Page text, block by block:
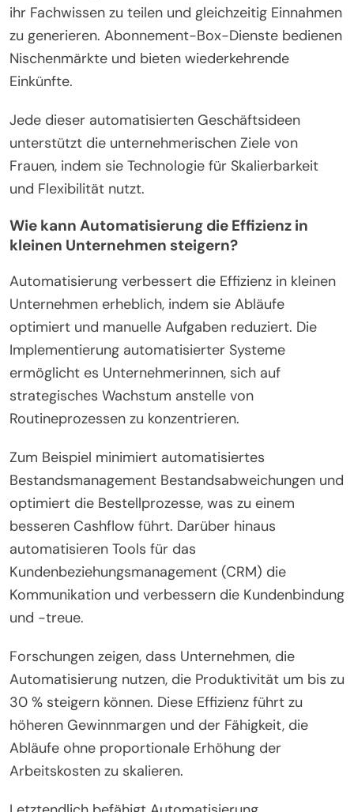
ihr Fachwissen zu teilen und gleichzeitig Einnahmen
zu generieren. Abonnement-Box-Dienste bedienen
Nischenmärkte und bieten wiederkehrende
Einkünfte.
Jede dieser automatisierten Geschäftsideen
unterstützt die unternehmerischen Ziele von
Frauen, indem sie Technologie für Skalierbarkeit
und Flexibilität nutzt.
Wie kann Automatisierung die Effizienz in
kleinen Unternehmen steigern?
Automatisierung verbessert die Effizienz in kleinen
Unternehmen erheblich, indem sie Abläufe
optimiert und manuelle Aufgaben reduziert. Die
Implementierung automatisierter Systeme
ermöglicht es Unternehmerinnen, sich auf
strategisches Wachstum anstelle von
Routineprozessen zu konzentrieren.
Zum Beispiel minimiert automatisiertes
Bestandsmanagement Bestandsabweichungen und
optimiert die Bestellprozesse, was zu einem
besseren Cashflow führt. Darüber hinaus
automatisieren Tools für das
Kundenbeziehungsmanagement (CRM) die
Kommunikation und verbessern die Kundenbindung
und -treue.
Forschungen zeigen, dass Unternehmen, die
Automatisierung nutzen, die Produktivität um bis zu
30 % steigern können. Diese Effizienz führt zu
höheren Gewinnmargen und der Fähigkeit, die
Abläufe ohne proportionale Erhöhung der
Arbeitskosten zu skalieren.